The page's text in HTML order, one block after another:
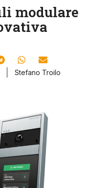
modulare
Stefano Troilo